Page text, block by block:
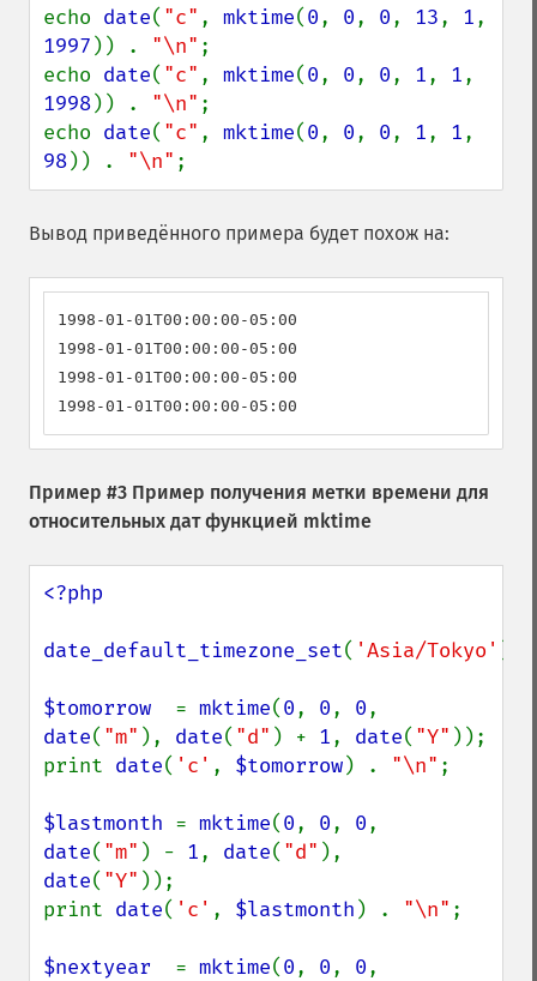
echo date( "c" , mktime(0, 0, 0, 13, 1
1997 )) . "\n" ;
echo date( "c" , mktime(0, 0, 0, 1, 1
1998)) . "\n" ;
echo date( "c" , mktime(0, 0, 0, 1, 1
98)) . "\n" ;
Вывод приведённого примера будет похож на:
1998-01-01T00:00:00-05:00
1998-01-01T00:00:00-05:00
1998-01-01T00:00:00-05:00
1998-01-01T00:00:00-05:00
Пример #3 Пример получения метки времени для
относительных дат функцией mktime
<?php
date_default_timezone_set( 'Asia/Tokyo'
$tomorrow = mktime(0, 0, 0
date( "m" ), date( "d" ) + 1, date( "Y" ));
print date( 'c' , $tomorrow) . "\n" ;
$lastmonth = mktime(0, 0, 0
date( "m" ) - 1, date( "d"
date( "Y" ));
print date( 'c' , $lastmonth ) . "\n" ;
$nextyear = mktime(0, 0, 0